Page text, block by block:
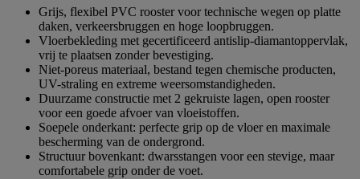
Grijs, flexibel PVC rooster voor technische wegen op platte
daken, verkeersbruggen en hoge loopbruggen.
Vloerbekleding met gecertificeerd antislip-diamantoppervlak,
vrij te plaatsen zonder bevestiging.
Niet-poreus materiaal, bestand tegen chemische producten,
UV-straling en extreme weersomstandigheden.
Duurzame constructie met 2 gekruiste lagen, open rooster
voor een goede afvoer van vloeistoffen.
Soepele onderkant: perfecte grip op de vloer en maximale
bescherming van de ondergrond.
Structuur bovenkant: dwarsstangen voor een stevige, maar
comfortabele grip onder de voet.